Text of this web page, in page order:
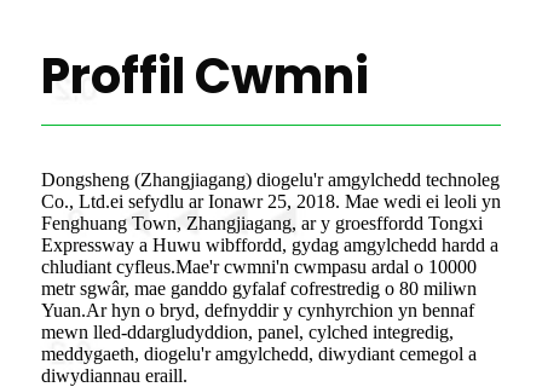
Proffil Cwmni
Dongsheng (Zhangjiagang) diogelu'r amgylchedd technoleg
Co., Ltd.ei sefydlu ar Ionawr 25, 2018. Mae wedi ei leoli yn
Fenghuang Town, Zhangjiagang, ar y groesffordd Tongxi
Expressway a Huwu wibffordd, gydag amgylchedd hardd a
chludiant cyfleus.Mae'r cwmni'n cwmpasu ardal o 10000
metr sgwâr, mae ganddo gyfalaf cofrestredig o 80 miliwn
Yuan.Ar hyn o bryd, defnyddir y cynhyrchion yn bennaf
mewn lled-ddargludyddion, panel, cylched integredig,
meddygaeth, diogelu'r amgylchedd, diwydiant cemegol a
diwydiannau eraill.